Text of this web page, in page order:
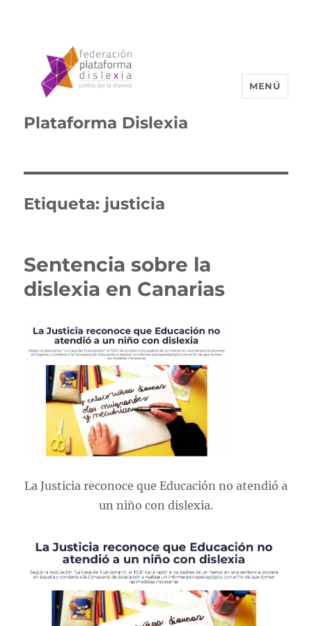
Plataforma Dislexia
MENÚ
Etiqueta: justicia
Sentencia sobre la
dislexia en Canarias
La Justicia reconoce que Educación no atendió a
un niño con dislexia.